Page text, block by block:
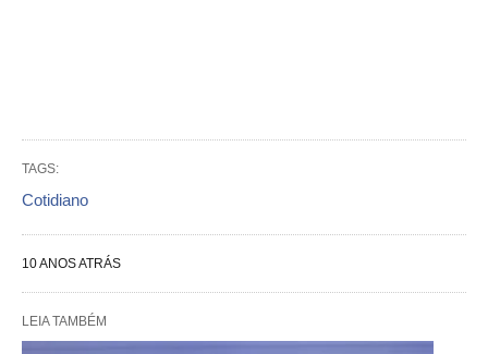
TAGS:
Cotidiano
10 ANOS ATRÁS
LEIA TAMBÉM